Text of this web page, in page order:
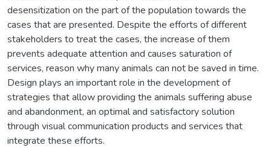
desensitization on the part of the population towards the
cases that are presented. Despite the efforts of different
stakeholders to treat the cases, the increase of them
prevents adequate attention and causes saturation of
services, reason why many animals can not be saved in time.
Design plays an important role in the development of
strategies that allow providing the animals suffering abuse
and abandonment, an optimal and satisfactory solution
through visual communication products and services that
integrate these efforts.